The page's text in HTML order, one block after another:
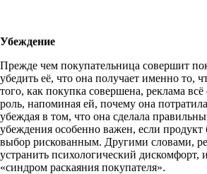
Убеждение
Прежде чем покупательница совершит
убедить её, что она получает именно то,
того, как покупка совершена, реклама
роль, напоминая ей, почему она
убеждая в том, что она сделала
убеждения особенно важен, если
выбор рискованным. Другими словами,
устранить психологический дискомфорт,
«синдром раскаяния покупателя».